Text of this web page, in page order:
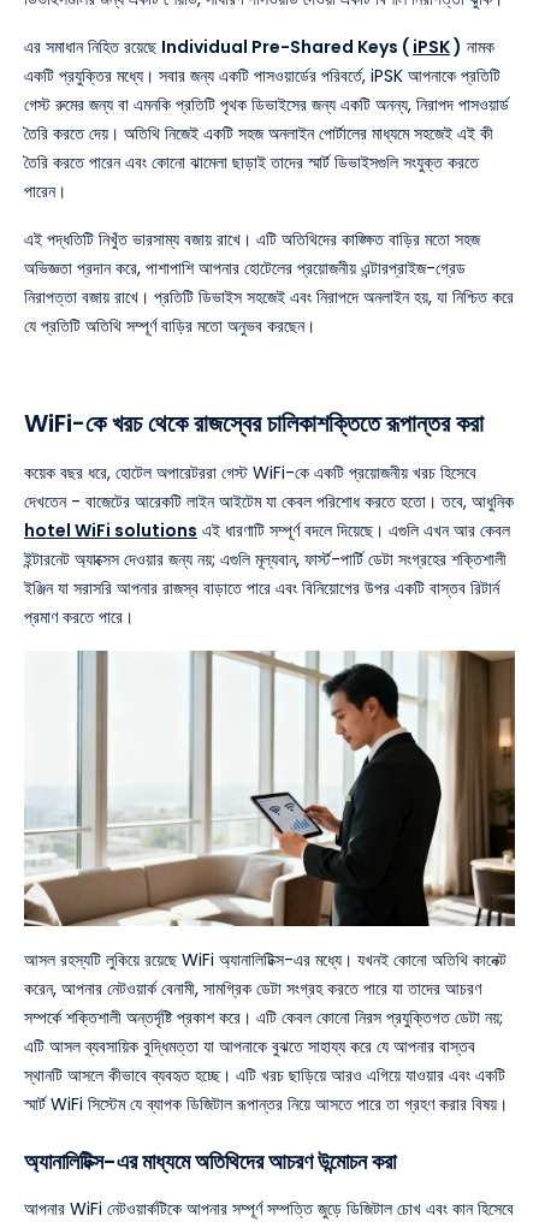
এর সমাধান নিহিত রয়েছে Individual Pre-Shared Keys ( iPSK) নামক
একটি প্রযুক্তির মধ্যে। সবার জন্য একটি পাসওয়ার্ডের পরিবর্তে, iPSK আপনাকে প্রতিটি
গেস্ট রুমের জন্য বা এমনকি প্রতিটি পৃথক ডিভাইসের জন্য একটি অনন্য, নিরাপদ পাসওয়ার্ড
তৈরি করতে দেয়। অতিথি নিজেই একটি সহজ অনলাইন পোর্টালের মাধ্যমে সহজেই এই কী
তৈরি করতে পারেন এবং কোনো ঝামেলা ছাড়াই তাদের স্মার্ট ডিভাইসগুলি সংযুক্ত করতে
পারেন।
এই পদ্ধতিটি নিখুঁত ভারসাম্য বজায় রাখে। এটি অতিথিদের কাঙ্ক্ষিত বাড়ির মতো সহজ
অভিজ্ঞতা প্রদান করে, পাশাপাশি আপনার হোটেলের প্রয়োজনীয় এন্টারপ্রাইজ-গ্রেড
নিরাপত্তা বজায় রাখে। প্রতিটি ডিভাইস সহজেই এবং নিরাপদে অনলাইন হয়, যা নিশ্চিত করে
যে প্রতিটি অতিথি সম্পূর্ণ বাড়ির মতো অনুভব করছেন।
WiFi-কে খরচ থেকে রাজস্বের চালিকাশক্তিতে রূপান্তর করা
কয়েক বছর ধরে, হোটেল অপারেটররা গেস্ট WiFi-কে একটি প্রয়োজনীয় খরচ হিসেবে
দেখতেন - বাজেটের আরেকটি লাইন আইটেম যা কেবল পরিশোধ করতে হতো। তবে, আধুনিক
hotel WiFi solutions এই ধারণাটি সম্পূর্ণ বদলে দিয়েছে। এগুলি এখন আর কেবল
ইন্টারনেট অ্যাক্সেস দেওয়ার জন্য নয়; এগুলি মূল্যবান, ফার্স্ট-পার্টি ডেটা সংগ্রহের শক্তিশালী
ইঞ্জিন যা সরাসরি আপনার রাজস্ব বাড়াতে পারে এবং বিনিয়োগের উপর একটি বাস্তব রিটার্ন
প্রমাণ করতে পারে।
আসল রহস্যটি লুকিয়ে রয়েছে WiFi অ্যানালিটিক্স-এর মধ্যে। যখনই কোনো অতিথি কানেক্ট
করেন, আপনার নেটওয়ার্ক বেনামী, সামগ্রিক ডেটা সংগ্রহ করতে পারে যা তাদের আচরণ
সম্পর্কে শক্তিশালী অন্তর্দৃষ্টি প্রকাশ করে। এটি কেবল কোনো নিরস প্রযুক্তিগত ডেটা নয়;
এটি আসল ব্যবসায়িক বুদ্ধিমত্তা যা আপনাকে বুঝতে সাহায্য করে যে আপনার বাস্তব
স্থানটি আসলে কীভাবে ব্যবহৃত হচ্ছে। এটি খরচ ছাড়িয়ে আরও এগিয়ে যাওয়ার এবং একটি
স্মার্ট WiFi সিস্টেম যে ব্যাপক ডিজিটাল রূপান্তর নিয়ে আসতে পারে তা গ্রহণ করার বিষয়।
অ্যানালিটিক্স-এর মাধ্যমে অতিথিদের আচরণ উন্মোচন করা
আপনার WiFi নেটওয়ার্কটিকে আপনার সম্পূর্ণ সম্পত্তি জুড়ে ডিজিটাল চোখ এবং কান হিসেবে